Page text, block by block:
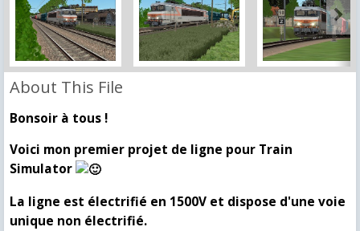
About This File
Bonsoir à tous !
Voici mon premier projet de ligne pour Train
Simulator
La ligne est électrifié en 1500V et dispose d'une voie
unique non électrifié.